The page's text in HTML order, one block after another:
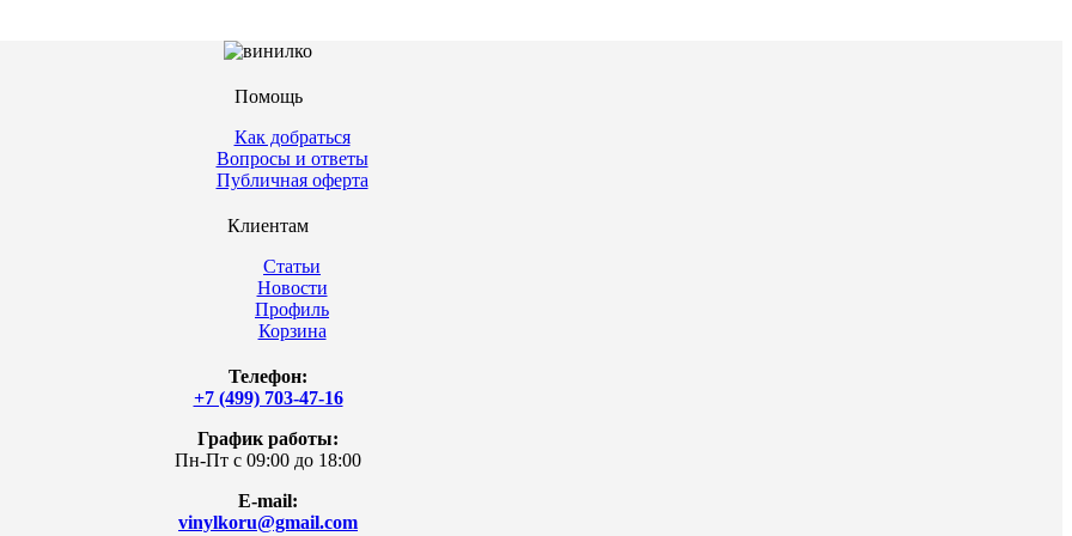
Помощь
Как добраться
Вопросы и ответы
Публичная оферта
Клиентам
Статьи
Новости
Профиль
Корзина
Телефон:
+7 (499) 703-47-16
График работы:
Пн-Пт с 09:00 до 18:00
E-mail:
vinylkoru@gmail.com